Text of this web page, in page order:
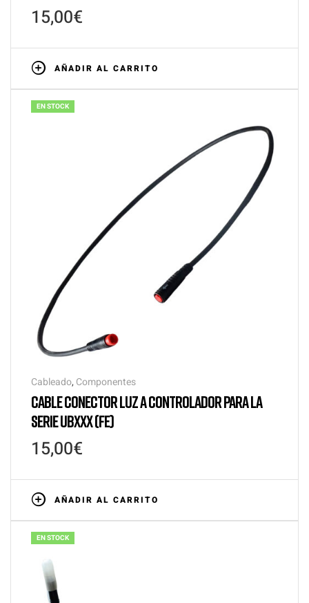
15,00€
AÑADIR AL CARRITO
EN STOCK
Cableado, Componentes
CABLE CONECTOR LUZ A CONTROLADOR PARA LA
SERIE UBXXX (FE)
15,00€
AÑADIR AL CARRITO
EN STOCK